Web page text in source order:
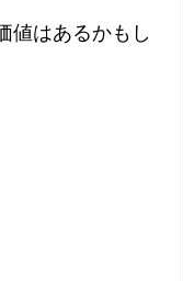
値はあるかもし